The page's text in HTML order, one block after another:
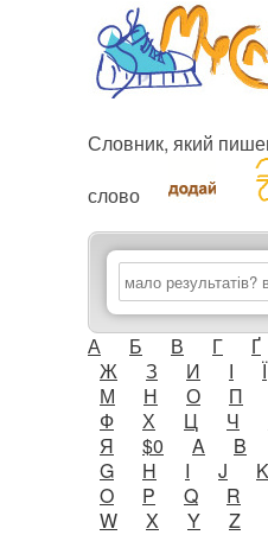
Словник, який
слово
А Б В Г Ґ
Ж
З И І Ї
М
Н О П
Ф
Х Ц Ч
Я
$0 A B
G
H I J K
O
P Q R
W
X Y Z